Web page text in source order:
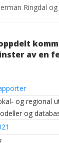
Ringdal
av en
og regional
og